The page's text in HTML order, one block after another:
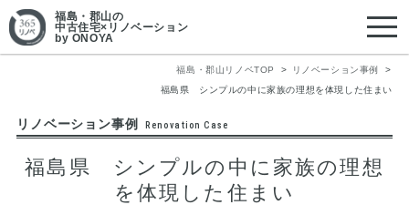
福島・郡山の
中古住宅×リノベーション
by ONOYA
福島・郡山リノベTOP
リノベーション事例
福島県 シンプルの中に家族の理想を体現した住まい
リノベーション事例 Renovation Case
福島県 シンプルの中に家族の理想
を体現した住まい